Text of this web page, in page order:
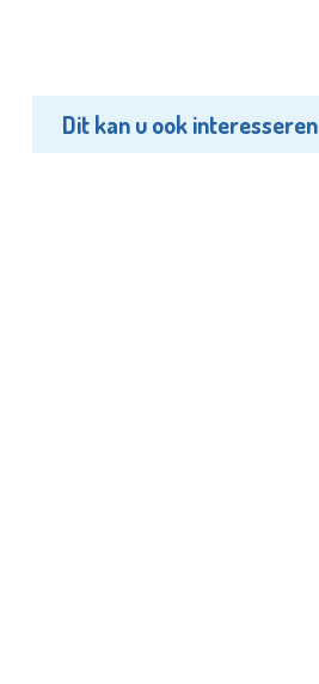
Dit kan u ook interesseren